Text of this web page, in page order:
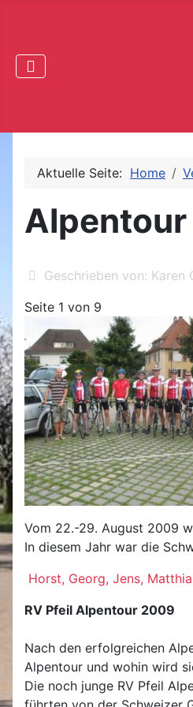
Aktuelle Seite: Home
Geschrieben von: Karen
Seite 1 von 9
Vom 22.-29. August 2009
In diesem Jahr war die
Horst, Georg, Jens,
RV Pfeil Alpentour 2009
Nach den erfolgreichen
Alpentour und wohin wird
Die noch junge RV Pfeil